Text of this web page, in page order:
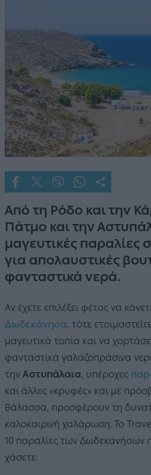
Από τη Ρόδο και την
Πάτμο και την
μαγευτικές παραλίες
για απολαυστικές
φανταστικά νερά.
Αν έχετε επιλέξει φέτος να
Δωδεκάνησα, τότε
μαγευτικά τοπία και να
φανταστικά γαλαζοπράσινα
την Αστυπάλαια, υπέροχες
και άλλες «κρυφές» και με
θάλασσα, προσφέρουν τη
καλοκαιρινή χαλάρωση. Το
10 παραλίες των Δωδεκανήσων
χάσετε.